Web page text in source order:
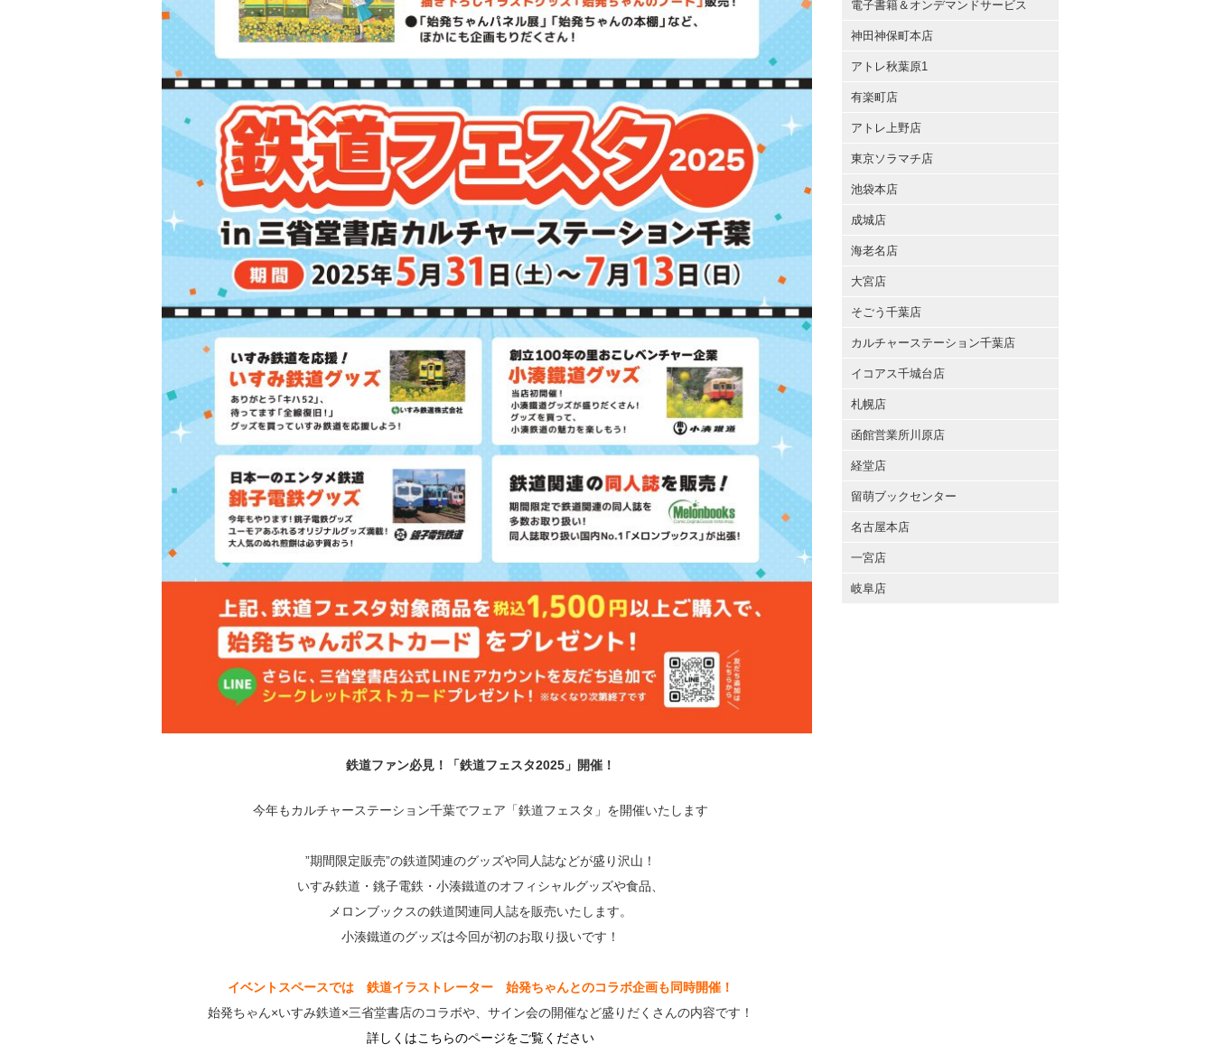
鉄道ファン必見！「鉄道フェスタ2025」開催！
今年もカルチャーステーション千葉でフェア「鉄道フェスタ」を開催いたします
”期間限定販売”の鉄道関連のグッズや同人誌などが盛り沢山！
いすみ鉄道・銚子電鉄・小湊鐵道のオフィシャルグッズや食品、
メロンブックスの鉄道関連同人誌を販売いたします。
小湊鐵道のグッズは今回が初のお取り扱いです！
イベントスペースでは 鉄道イラストレーター 始発ちゃんとのコラボ企画も同時開催！
始発ちゃん×いすみ鉄道×三省堂書店のコラボや、サイン会の開催など盛りだくさんの内容です！
詳しくはこちらのページをご覧ください
電子書籍＆オンデマンドサービス
神田神保町本店
アトレ秋葉原1
有楽町店
アトレ上野店
東京ソラマチ店
池袋本店
成城店
海老名店
大宮店
そごう千葉店
カルチャーステーション千葉店
イコアス千城台店
札幌店
函館営業所川原店
経堂店
留萌ブックセンター
名古屋本店
一宮店
岐阜店